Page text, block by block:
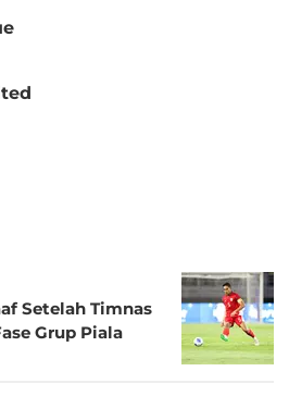
Setelah Timnas
Grup Piala